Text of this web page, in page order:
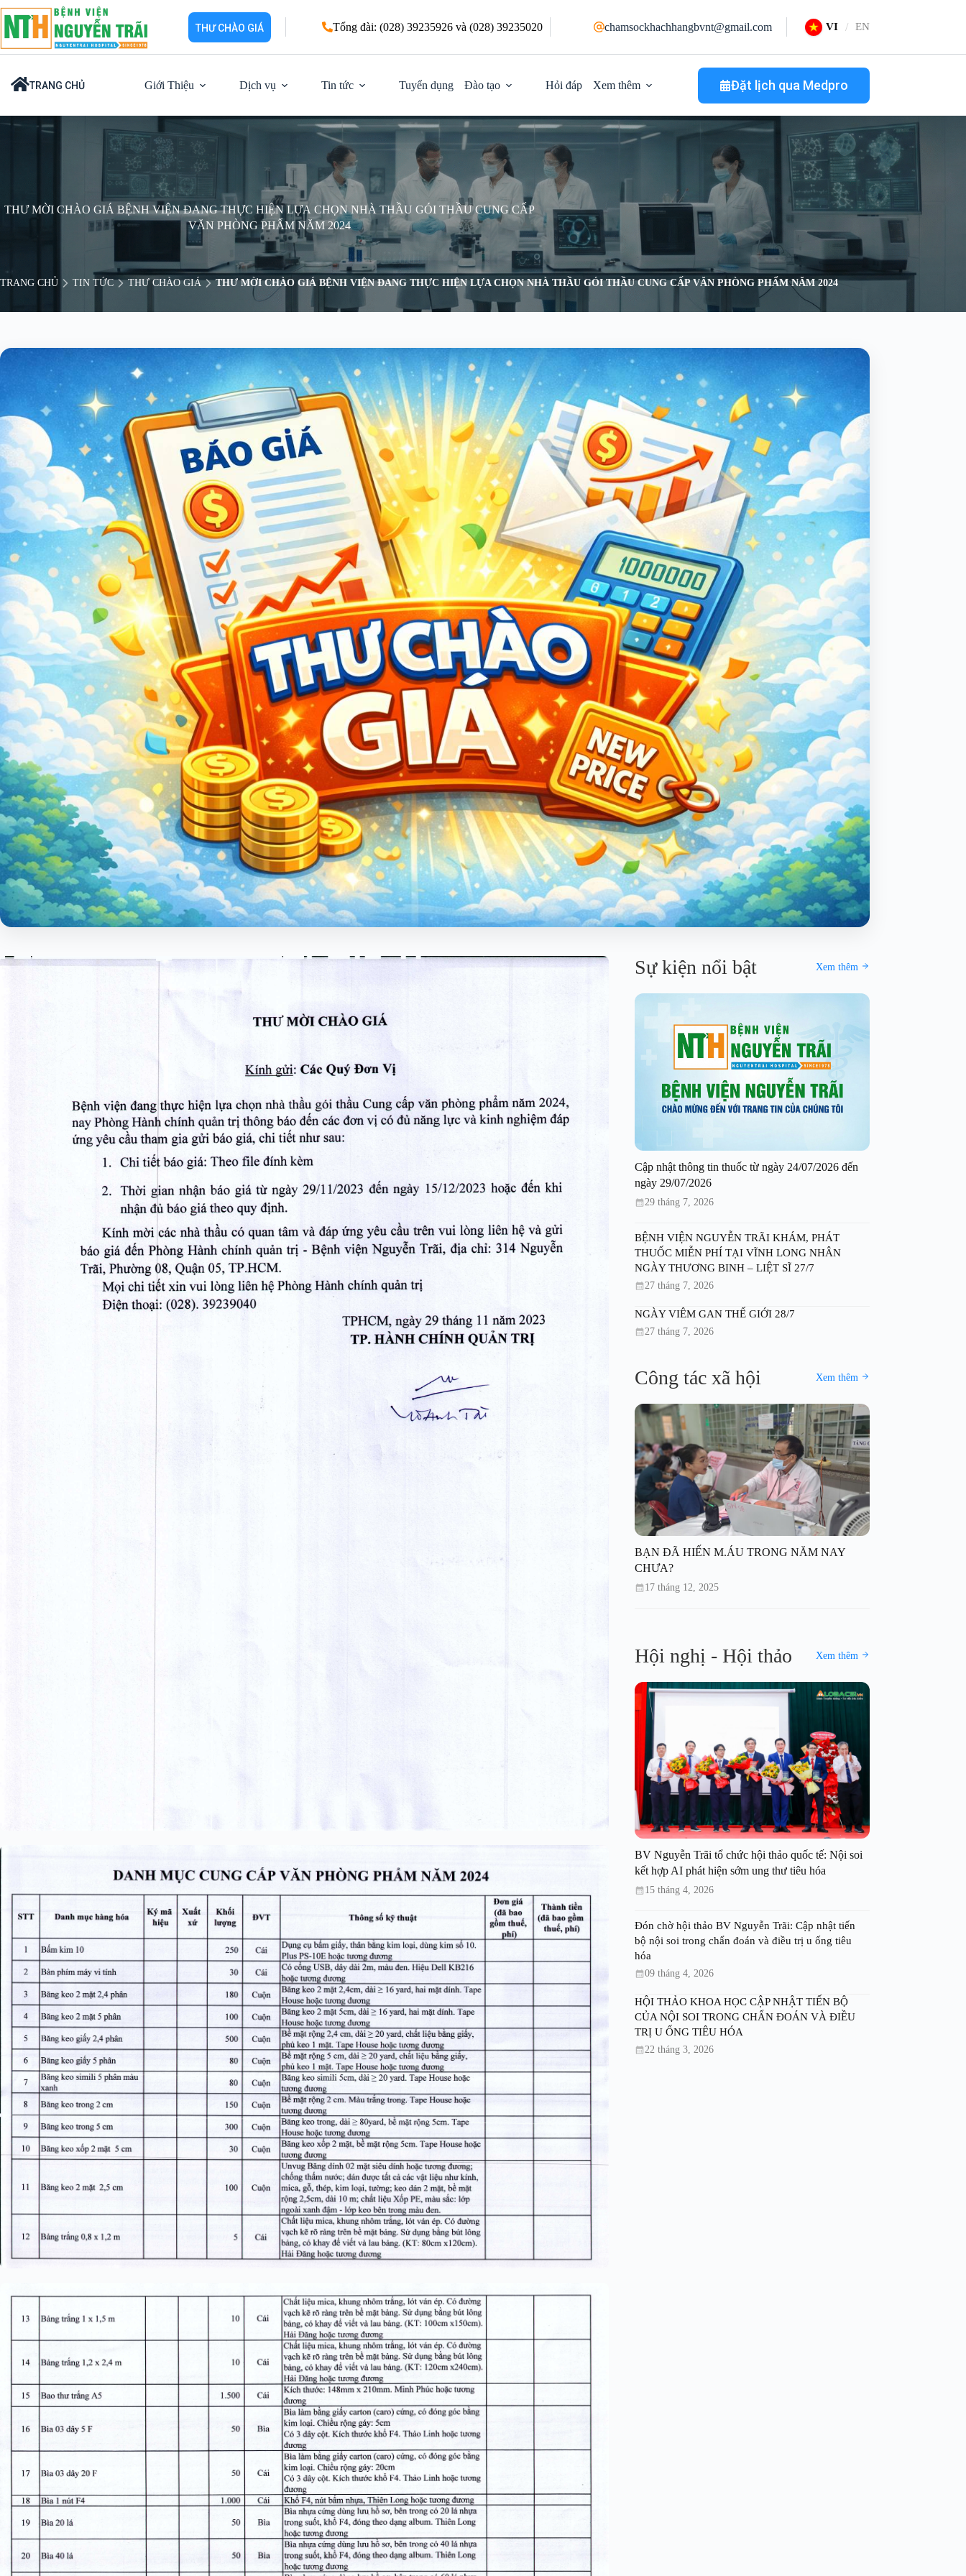
Chuyển
đến
phần
dung
THƯ CHÀO GIÁ Tổng đài: (028) 39235926 và (028) 39235020 chamsockhachhangbvnt@gmail.com EN
VI
TRANG CHỦ Giới Thiệu Dịch vụ Tin tức Tuyển dụng Đào tạo Hỏi đáp Xem thêm Đặt lịch qua Medpro
THƯ MỜI CHÀO GIÁ BỆNH VIỆN ĐANG THỰC HIỆN LỰA CHỌN NHÀ THẦU GÓI THẦU CUNG CẤP
VĂN PHÒNG PHẨM NĂM 2024
TRANG CHỦ TIN TỨC THƯ CHÀO GIÁ THƯ MỜI CHÀO GIÁ BỆNH VIỆN ĐANG THỰC HIỆN LỰA CHỌN NHÀ THẦU GÓI THẦU CUNG CẤP VĂN PHÒNG PHẨM NĂM 2024
Sự kiện nổi bật Xem thêm
Cập nhật thông tin thuốc từ ngày 24/07/2026 đến
ngày 29/07/2026
29 tháng 7, 2026
BỆNH VIỆN NGUYỄN TRÃI KHÁM, PHÁT
THUỐC MIỄN PHÍ TẠI VĨNH LONG NHÂN
NGÀY THƯƠNG BINH – LIỆT SĨ 27/7
27 tháng 7, 2026
NGÀY VIÊM GAN THẾ GIỚI 28/7
27 tháng 7, 2026
Công tác xã hội Xem thêm
BẠN ĐÃ HIẾN M.ÁU TRONG NĂM NAY
CHƯA?
17 tháng 12, 2025
Hội nghị - Hội thảo Xem thêm
BV Nguyễn Trãi tổ chức hội thảo quốc tế: Nội soi
kết hợp AI phát hiện sớm ung thư tiêu hóa
15 tháng 4, 2026
Đón chờ hội thảo BV Nguyễn Trãi: Cập nhật tiến
bộ nội soi trong chẩn đoán và điều trị u ống tiêu
hóa
09 tháng 4, 2026
HỘI THẢO KHOA HỌC CẬP NHẬT TIẾN BỘ
CỦA NỘI SOI TRONG CHẨN ĐOÁN VÀ ĐIỀU
TRỊ U ỐNG TIÊU HÓA
22 tháng 3, 2026